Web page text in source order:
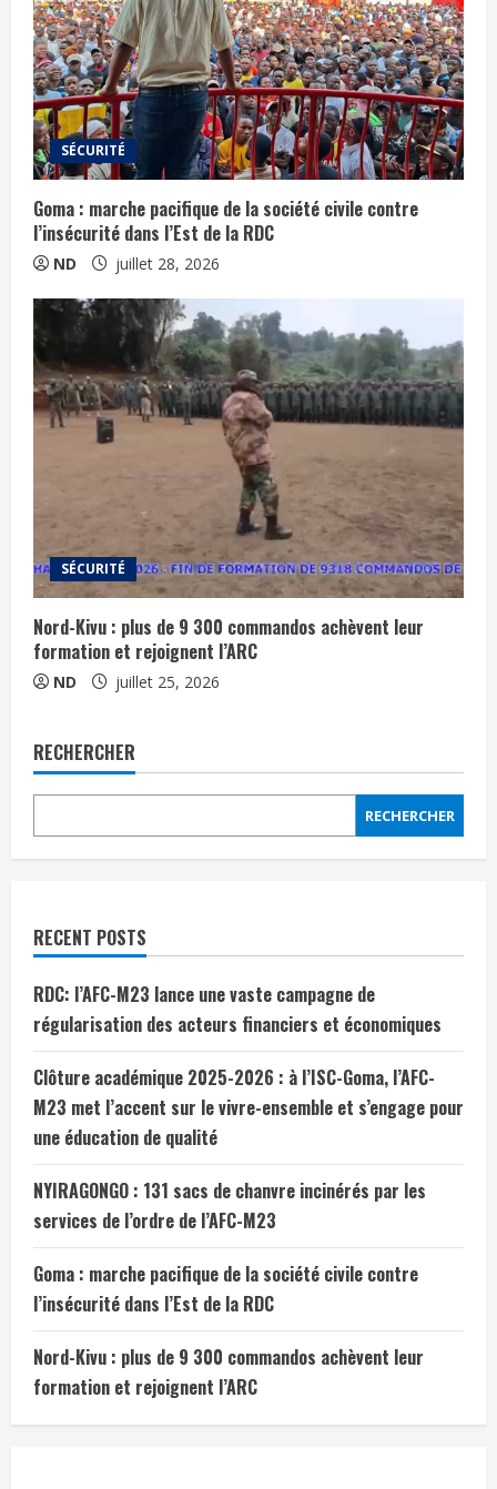
SÉCURITÉ
Goma : marche pacifique de la société civile contre
l’insécurité dans l’Est de la RDC
ND juillet 28, 2026
SÉCURITÉ
Nord-Kivu : plus de 9 300 commandos achèvent leur
formation et rejoignent l’ARC
ND juillet 25, 2026
RECHERCHER
RECHERCHER
RECENT POSTS
RDC: l’AFC-M23 lance une vaste campagne de
régularisation des acteurs financiers et économiques
Clôture académique 2025-2026 : à l’ISC-Goma, l’AFC-
M23 met l’accent sur le vivre-ensemble et s’engage pour
une éducation de qualité
NYIRAGONGO : 131 sacs de chanvre incinérés par les
services de l’ordre de l’AFC-M23
Goma : marche pacifique de la société civile contre
l’insécurité dans l’Est de la RDC
Nord-Kivu : plus de 9 300 commandos achèvent leur
formation et rejoignent l’ARC